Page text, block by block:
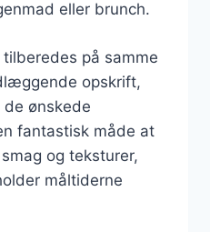
eller brunch.
på samme
opskrift,
ønskede
fantastisk måde at
og teksturer,
måltiderne